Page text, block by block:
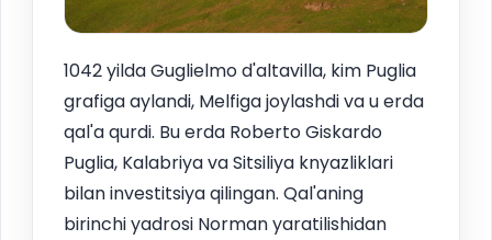
1042 yilda Guglielmo d'altavilla, kim Puglia
grafiga aylandi, Melfiga joylashdi va u erda
qal'a qurdi. Bu erda Roberto Giskardo
Puglia, Kalabriya va Sitsiliya knyazliklari
bilan investitsiya qilingan. Qal'aning
birinchi yadrosi Norman yaratilishidan